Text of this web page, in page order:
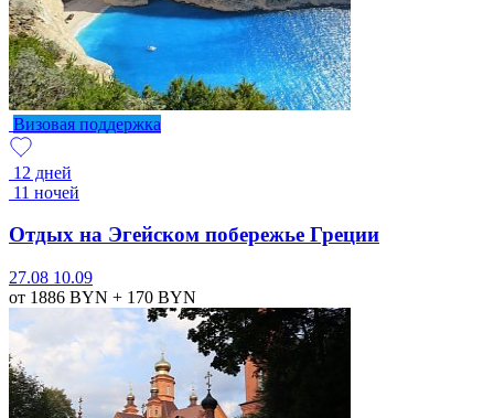
Визовая поддержка
12 дней
11 ночей
Отдых на Эгейском побережье Греции
27.08 10.09
от 1886 BYN + 170 BYN